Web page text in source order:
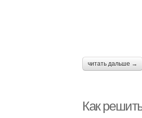
читать дальше →
Как